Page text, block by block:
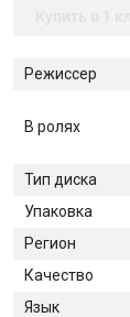
Режиссер
В ролях
Тип диска
Упаковка
Регион
Качество
Язык